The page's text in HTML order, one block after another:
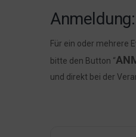
Anmeldung:
Für ein oder mehrere
bitte den Button “
und direkt bei der